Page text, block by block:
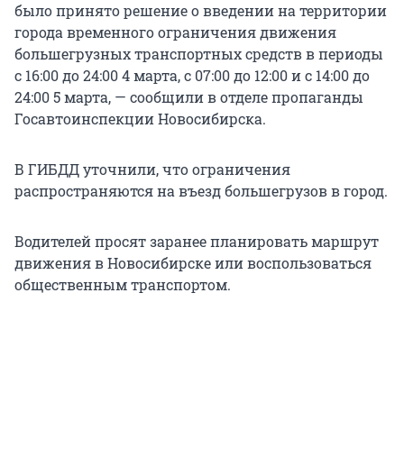
было принято решение о введении на территории
города временного ограничения движения
большегрузных транспортных средств в периоды
с 16:00 до 24:00 4 марта, с 07:00 до 12:00 и с 14:00 до
24:00 5 марта, — сообщили в отделе пропаганды
Госавтоинспекции Новосибирска.
В ГИБДД уточнили, что ограничения
распространяются на въезд большегрузов в город.
Водителей просят заранее планировать маршрут
движения в Новосибирске или воспользоваться
общественным транспортом.